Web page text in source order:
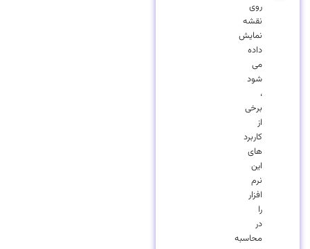
روی
نقشه
نمایش
داده
می
شود
،
برخی
از
کاربرد
های
این
نرم
افزار
را
در
محاسبه